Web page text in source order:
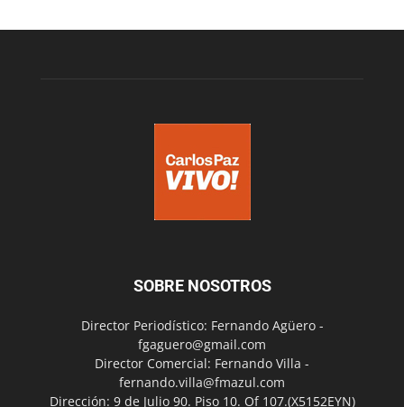
SOBRE NOSOTROS
Director Periodístico: Fernando Agüero -
fgaguero@gmail.com
Director Comercial: Fernando Villa -
fernando.villa@fmazul.com
Dirección: 9 de Julio 90. Piso 10. Of 107.(X5152EYN)